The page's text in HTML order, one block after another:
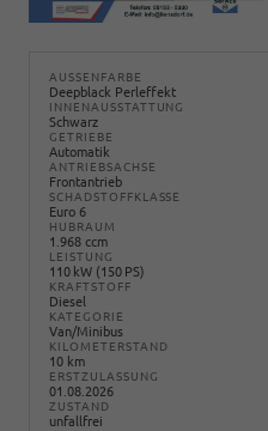
AUSSENFARBE
Deepblack Perleffekt
INNENAUSSTATTUNG
Schwarz
GETRIEBE
Automatik
ANTRIEBSACHSE
Frontantrieb
SCHADSTOFFKLASSE
Euro 6
HUBRAUM
1.968 ccm
LEISTUNG
110 kW (150 PS)
KRAFTSTOFF
Diesel
KATEGORIE
Van/Minibus
KILOMETERSTAND
10 km
ERSTZULASSUNG
01.08.2026
ZUSTAND
unfallfrei